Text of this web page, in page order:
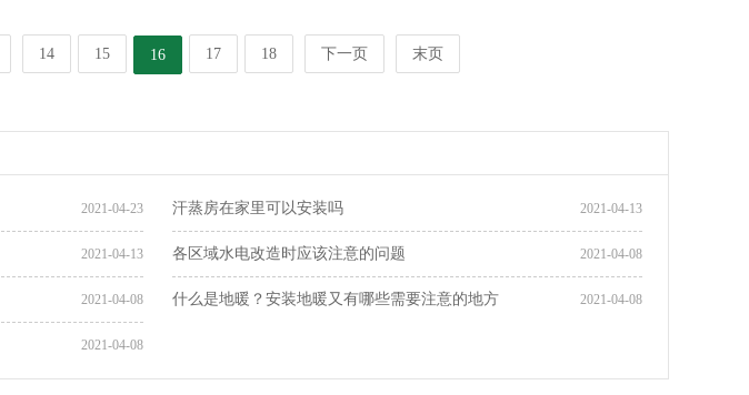
14 15 16 17 18 下一页 末页
2021-04-23 2021-04-13
汗蒸房在家里可以安装吗
2021-04-13 2021-04-08
各区域水电改造时应该注意的问题
2021-04-08 2021-04-08
什么是地暖？安装地暖又有哪些需要注意的地方
2021-04-08